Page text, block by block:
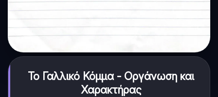
Το Γαλλικό Κόμμα - Οργάνωση και
Χαρακτήρας